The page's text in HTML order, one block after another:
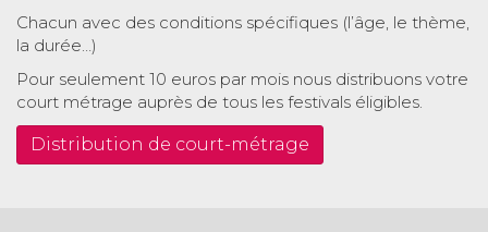
Chacun avec des conditions spécifiques (l’âge, le thème,
la durée…)
Pour seulement 10 euros par mois nous distribuons votre
court métrage auprès de tous les festivals éligibles.
Distribution de court-métrage